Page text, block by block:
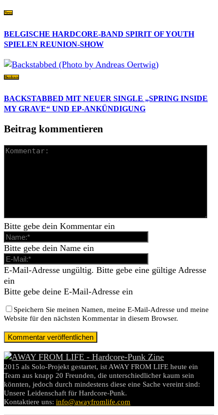
News
BELGISCHE HARDCORE-BAND SPIRIT OF YOUTH
SPIELEN REUNION-SHOW
Hardcore
BACKSTABBED MIT NEUER SINGLE „SPRING INSIDE
MY GRAVE“ UND EP-ANKÜNDIGUNG
Beitrag kommentieren
Bitte gebe dein Kommentar ein
Bitte gebe dein Name ein
E-Mail-Adresse ungültig. Bitte gebe eine gültige Adresse
ein
Bitte gebe deine E-Mail-Adresse ein
Speichern Sie meinen Namen, meine E-Mail-Adresse und meine
Website für den nächsten Kommentar in diesem Browser.
2015 als Solo-Projekt gestartet, ist AWAY FROM LIFE heute ein
Team aus knapp 20 Freunden, die unterschiedlicher kaum sein
könnten, jedoch durch mindestens diese eine Sache vereint sind:
Unsere Leidenschaft für Hardcore-Punk.
Kontaktiere uns: info@awayfromlife.com